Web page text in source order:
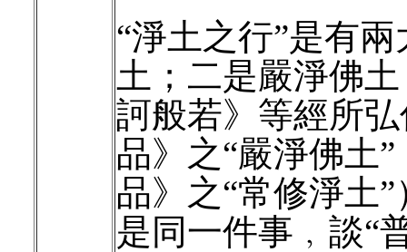
“淨土之行”是有
土；二是嚴淨佛
訶般若》等經所
品》之“嚴淨佛土
品》之“常修淨土
是同一件事﹐談“